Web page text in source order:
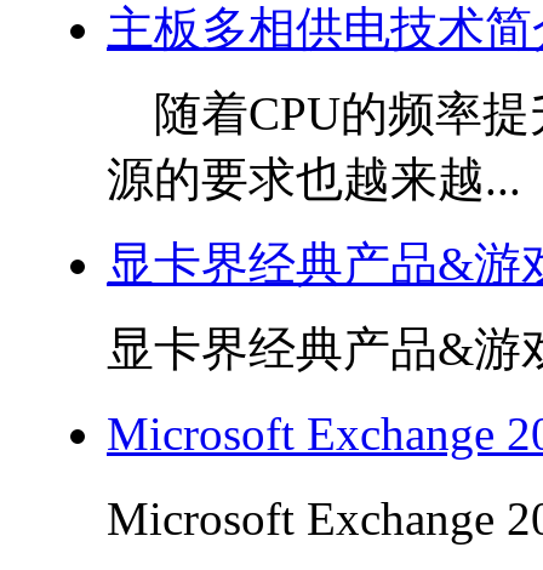
主板多相供电技术简
随着CPU的频率提
源的要求也越来越...
显卡界经典产品&游
显卡界经典产品&游
Microsoft Exchange
Microsoft Exchange